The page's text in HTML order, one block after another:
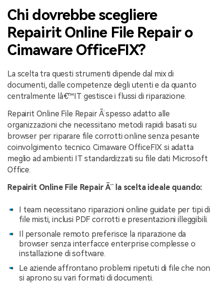
Chi dovrebbe scegliere
Repairit Online File Repair o
Cimaware OfficeFIX?
La scelta tra questi strumenti dipende dal mix di
documenti, dalle competenze degli utenti e da quanto
centralmente lâ€™IT gestisce i flussi di riparazione.
Repairit Online File Repair Ã¨ spesso adatto alle
organizzazioni che necessitano metodi rapidi basati su
browser per riparare file corrotti online senza pesante
coinvolgimento tecnico. Cimaware OfficeFIX si adatta
meglio ad ambienti IT standardizzati su file dati Microsoft
Office.
Repairit Online File Repair Ã¨ la scelta ideale quando:
I team necessitano riparazioni online guidate per tipi di
file misti, inclusi PDF corrotti e presentazioni illeggibili.
Il personale remoto preferisce la riparazione da
browser senza interfacce enterprise complesse o
installazione di software.
Le aziende affrontano problemi ripetuti di file che non
si aprono su vari formati di documenti.